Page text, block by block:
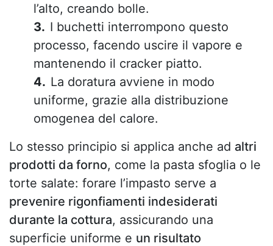
l’alto, creando bolle.
I buchetti interrompono questo
processo, facendo uscire il vapore e
mantenendo il cracker piatto.
La doratura avviene in modo
uniforme, grazie alla distribuzione
omogenea del calore.
Lo stesso principio si applica anche ad altri
prodotti da forno, come la pasta sfoglia o le
torte salate: forare l’impasto serve a
prevenire rigonfiamenti indesiderati
durante la cottura, assicurando una
superficie uniforme e un risultato